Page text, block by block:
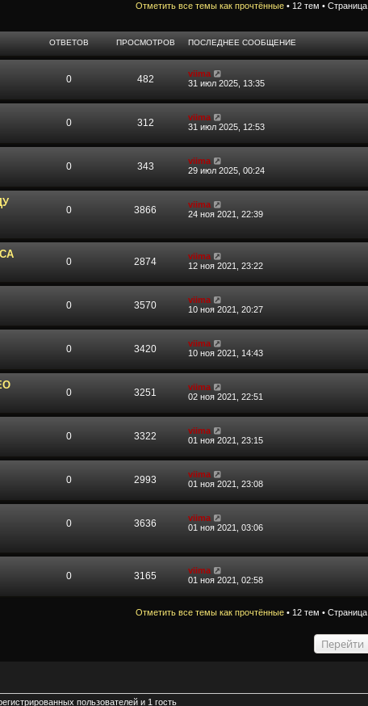
Отметить все темы как прочтённые • 12 тем • Страница
ОТВЕТОВ ПРОСМОТРОВ ПОСЛЕДНЕЕ СООБЩЕНИЕ
0 482
viima
31 июл 2025, 13:35
0 312
viima
31 июл 2025, 12:53
0 343
viima
29 июл 2025, 00:24
0 3866
viima
24 ноя 2021, 22:39
0 2874
viima
12 ноя 2021, 23:22
0 3570
viima
10 ноя 2021, 20:27
0 3420
viima
10 ноя 2021, 14:43
0 3251
viima
02 ноя 2021, 22:51
0 3322
viima
01 ноя 2021, 23:15
0 2993
viima
01 ноя 2021, 23:08
0 3636
viima
01 ноя 2021, 03:06
0 3165
viima
01 ноя 2021, 02:58
Отметить все темы как прочтённые • 12 тем • Страница
Перейти
пользователей и 1 гость